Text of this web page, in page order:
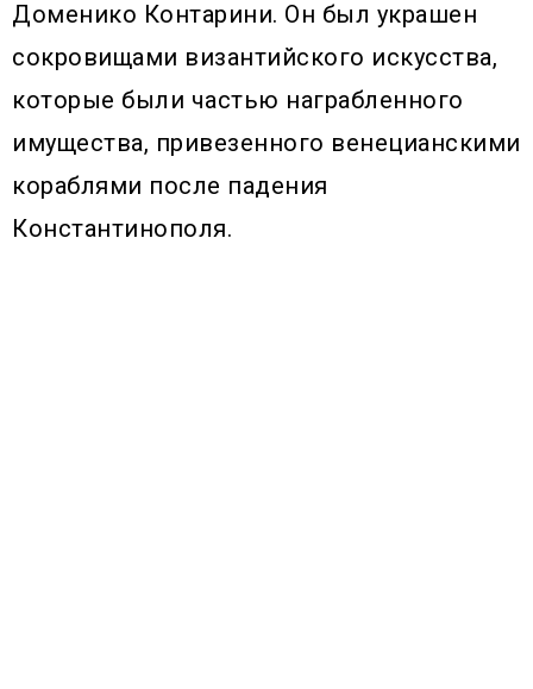
Доменико Контарини. Он был украшен
сокровищами византийского искусства,
которые были частью награбленного
имущества, привезенного венецианскими
кораблями после падения
Константинополя.